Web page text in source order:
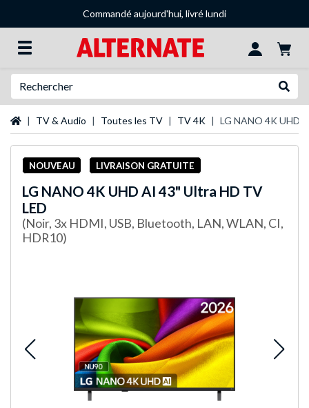
Commandé aujourd'hui, livré lundi
Page d'accueil
TV & Audio Toutes les TV TV 4K LG NANO 4K UHD
NOUVEAU LIVRAISON GRATUITE
LG NANO 4K UHD AI 43" Ultra HD TV
LED
(Noir, 3x HDMI, USB, Bluetooth, LAN, WLAN, CI,
HDR10)